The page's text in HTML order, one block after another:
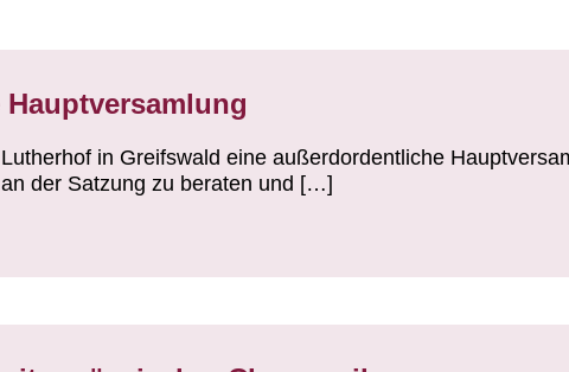
in Greifswald eine außerdordentliche
der Satzung zu beraten und […]